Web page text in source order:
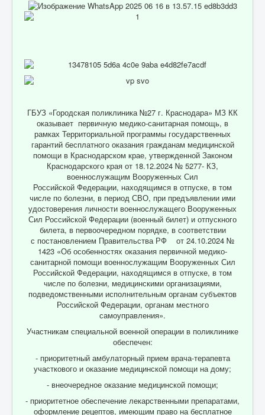
ГБУЗ «Городская поликлиника №27 г. Краснодара» МЗ КК
оказывает первичную медико-санитарная помощь, в
рамках Территориальной программы государственных
гарантий бесплатного оказания гражданам медицинской
помощи в Краснодарском крае, утвержденной Законом
Краснодарского края от 18.12.2024 № 5277- КЗ,
военнослужащим Вооруженных Сил
Российской Федерации, находящимся в отпуске, в том
числе по болезни, в период СВО, при предъявлении ими
удостоверения личности военнослужащего Вооруженных
Сил Российской Федерации (военный билет) и отпускного
билета, в первоочередном порядке, в соответствии
с постановлением Правительства РФ от 24.10.2024 №
1423 «Об особенностях оказания первичной медико-
санитарной помощи военнослужащим Вооруженных Сил
Российской Федерации, находящимся в отпуске, в том
числе по болезни, медицинскими организациями,
подведомственными исполнительным органам субъектов
Российской Федерации, органам местного
самоуправления».
Участникам специальной военной операции в поликлинике
обеспечен:
- приоритетный амбулаторный прием врача-терапевта
участкового и оказание медицинской помощи на дому;
- внеочередное оказание медицинской помощи;
- приоритетное обеспечение лекарственными препаратами,
оформление рецептов, имеющим право на бесплатное